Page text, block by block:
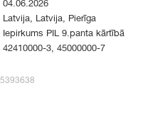
04.06.2026
Latvija, Latvija, Pierīga
Iepirkums PIL 9.panta kārtībā
42410000-3, 45000000-7
5393638